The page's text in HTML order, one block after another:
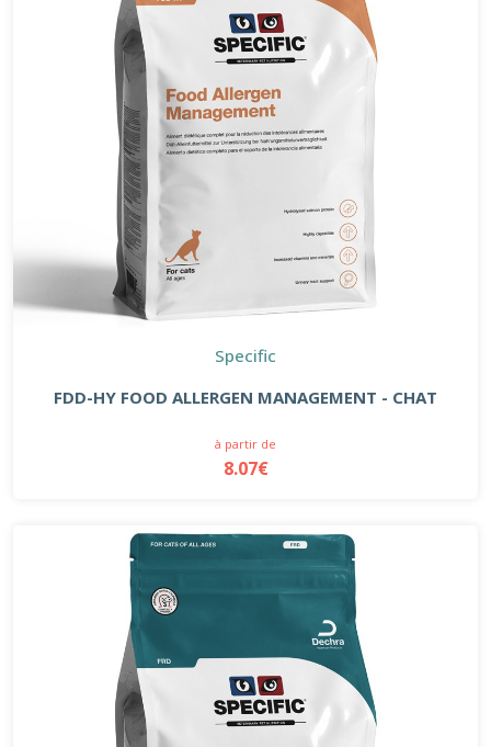
Specific
FDD-HY FOOD ALLERGEN MANAGEMENT - CHAT
à partir de
8.07€